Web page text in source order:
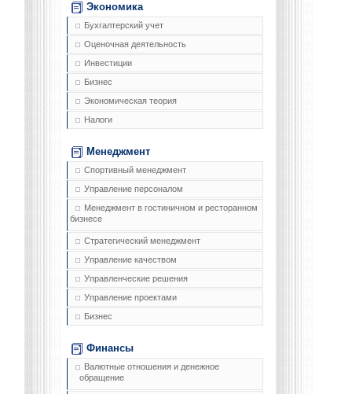
Экономика
Бухгалтерский учет
Оценочная деятельность
Инвестиции
Бизнес
Экономическая теория
Налоги
Менеджмент
Спортивный менеджмент
Управление персоналом
Менеджмент в гостиничном и ресторанном
бизнесе
Стратегический менеджмент
Управление качеством
Управленческие решения
Управление проектами
Бизнес
Финансы
Валютные отношения и денежное
обращение